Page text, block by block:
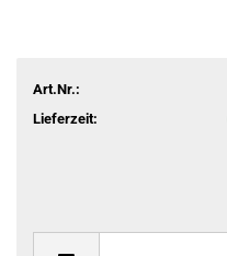
Art.Nr.:
Lieferzeit: